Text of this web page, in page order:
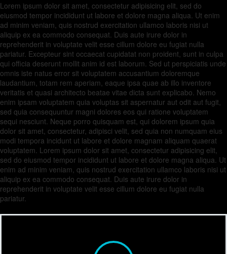
Lorem ipsum dolor sit amet, consectetur adipisicing elit, sed do
eiusmod tempor incididunt ut labore et dolore magna aliqua. Ut enim
ad minim veniam, quis nostrud exercitation ullamco laboris nisi ut
aliquip ex ea commodo consequat. Duis aute irure dolor in
reprehenderit in voluptate velit esse cillum dolore eu fugiat nulla
pariatur. Excepteur sint occaecat cupidatat non proident, sunt in culpa
qui officia deserunt mollit anim id est laborum. Sed ut perspiciatis unde
omnis iste natus error sit voluptatem accusantium doloremque
laudantium, totam rem aperiam, eaque ipsa quae ab illo inventore
veritatis et quasi architecto beatae vitae dicta sunt explicabo. Nemo
enim ipsam voluptatem quia voluptas sit aspernatur aut odit aut fugit,
sed quia consequuntur magni dolores eos qui ratione voluptatem
sequi nesciunt. Neque porro quisquam est, qui dolorem ipsum quia
dolor sit amet, consectetur, adipisci velit, sed quia non numquam eius
modi tempora incidunt ut labore et dolore magnam aliquam quaerat
voluptatem. Lorem ipsum dolor sit amet, consectetur adipisicing elit,
sed do eiusmod tempor incididunt ut labore et dolore magna aliqua. Ut
enim ad minim veniam, quis nostrud exercitation ullamco laboris nisi ut
aliquip ex ea commodo consequat. Duis aute irure dolor in
reprehenderit in voluptate velit esse cillum dolore eu fugiat nulla
pariatur.